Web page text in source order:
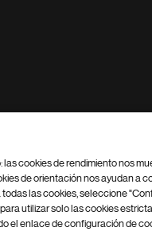
Configuración de
cookies de rendimiento nos
de orientación nos ayudan a
las cookies, seleccione
utilizar solo las cookies
el enlace de configuración de